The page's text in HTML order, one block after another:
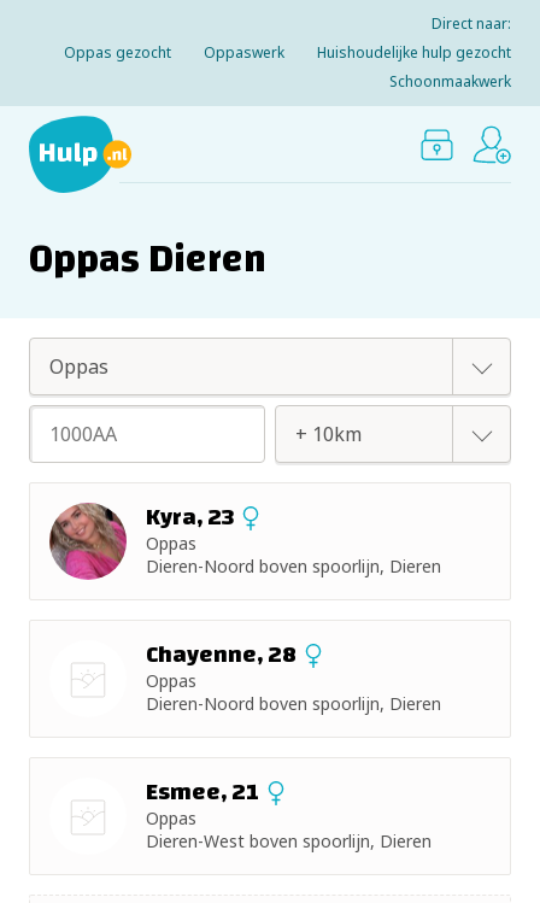
Direct naar:
Oppas gezocht
Oppaswerk
Huishoudelijke hulp gezocht
Schoonmaakwerk
Oppas Dieren
Oppas
Huishoudelijke hulp + 2km
+ 10km
+ 15km
Kyra, 23
Oppas
Dieren-Noord boven spoorlijn, Dieren
Chayenne, 28
Oppas
Dieren-Noord boven spoorlijn, Dieren
Esmee, 21
Oppas
Dieren-West boven spoorlijn, Dieren